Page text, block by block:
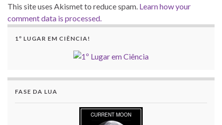
This site uses Akismet to reduce spam. Learn how your
comment data is processed.
1º LUGAR EM CIÊNCIA!
FASE DA LUA